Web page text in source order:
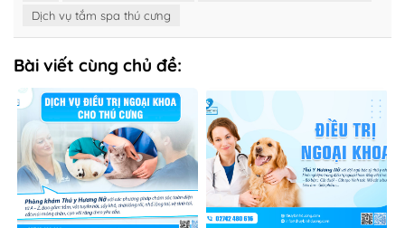
Dịch vụ tắm spa thú cưng
Bài viết cùng chủ đề: